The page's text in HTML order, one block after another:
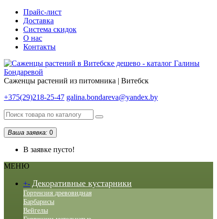
Прайс-лист
Доставка
Система скидок
О нас
Контакты
Саженцы растений из питомника | Витебск
+375(29)218-25-47 galina.bondareva@yandex.by
Ваша заявка: 0
В заявке пусто!
МЕНЮ
+- Декоративные кустарники
Гортензия древовидная
Барбарисы
Вейгелы